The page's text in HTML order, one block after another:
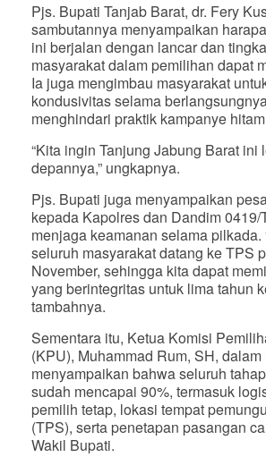
Pjs. Bupati Tanjab Barat, dr. Fery
sambutannya menyampaikan
ini berjalan dengan lancar dan
masyarakat dalam pemilihan dapat
Ia juga mengimbau masyarakat
kondusivitas selama
menghindari praktik kampanye
“Kita ingin Tanjung Jabung Barat ini
depannya,” ungkapnya.
Pjs. Bupati juga menyampaikan
kepada Kapolres dan Dandim 0419/
menjaga keamanan selama pilkada.
seluruh masyarakat datang ke TPS
November, sehingga kita dapat
yang berintegritas untuk lima tahun
tambahnya.
Sementara itu, Ketua Komisi
(KPU), Muhammad Rum, SH,
menyampaikan bahwa seluruh
sudah mencapai 90%, termasuk
pemilih tetap, lokasi tempat
(TPS), serta penetapan pasangan
Wakil Bupati.